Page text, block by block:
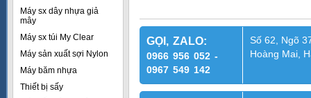
Máy sx dây nhựa giả
mây
Máy sx túi My Clear
Máy sản xuất sợi Nylon
Máy băm nhựa
Thiết bị sấy
GỌI, ZALO:
0966 956 052 -
0967 549 142
Số 62, Ngõ
Hoàng Mai,